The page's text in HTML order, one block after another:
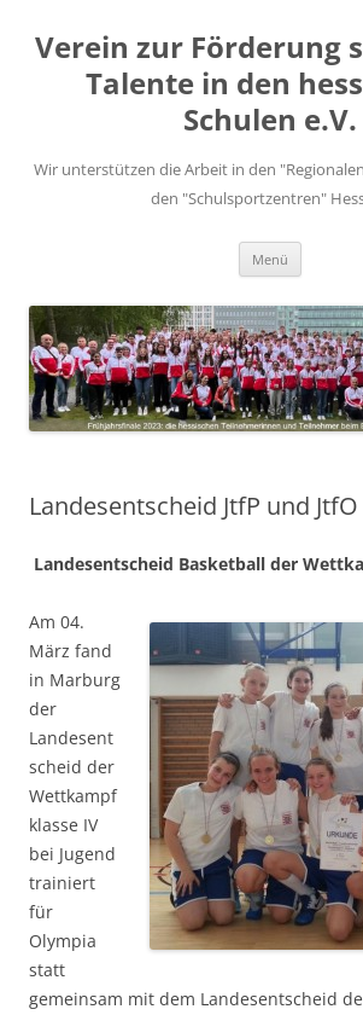
springen
Verein zur Förderung
Talente in den
Schulen e.V.
Wir unterstützen die Arbeit in den
den "Schulsportzentren"
Menü
Landesentscheid JtfP und
Landesentscheid Basketball der
Am 04.
März fand
in Marburg
der
Landesent
scheid der
Wettkampf
klasse IV
bei Jugend
trainiert
für
Olympia
statt
gemeinsam mit dem Landesentscheid